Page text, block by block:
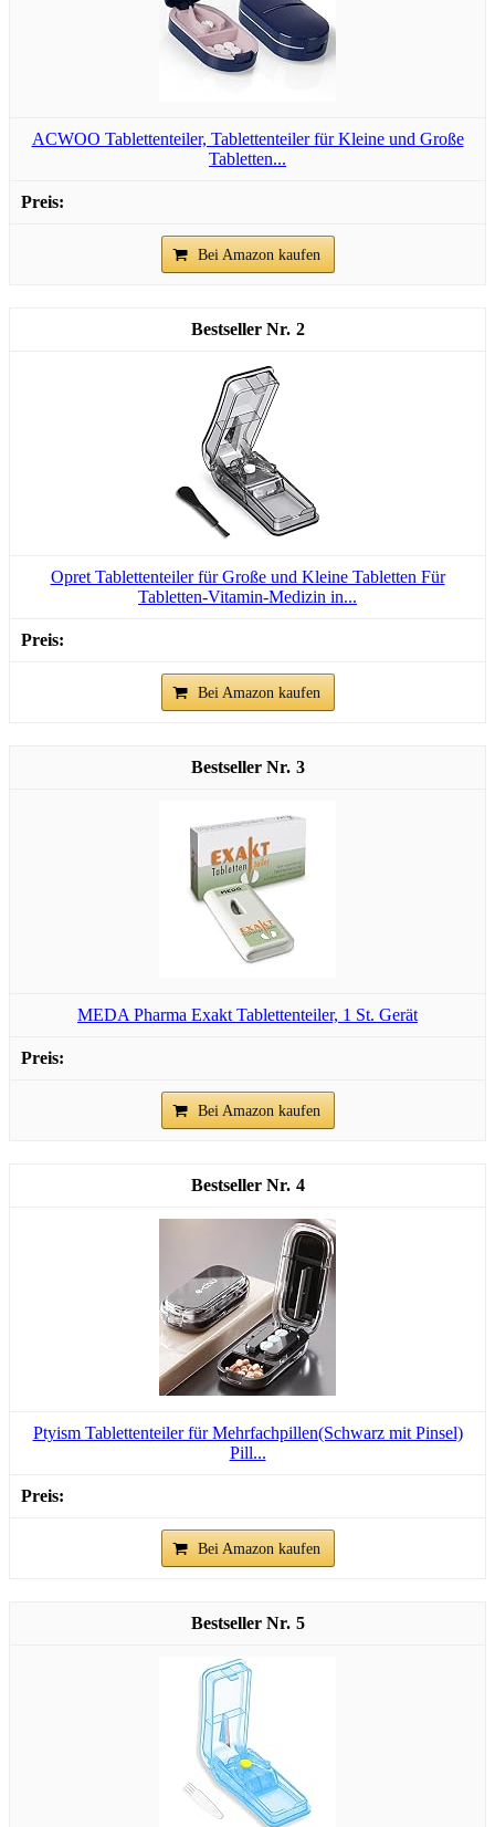
ACWOO Tablettenteiler, Tablettenteiler für Kleine und Große
Tabletten...
Bei Amazon kaufen
2
Opret Tablettenteiler für Große und Kleine Tabletten Für
Tabletten-Vitamin-Medizin in...
Bei Amazon kaufen
3
MEDA Pharma Exakt Tablettenteiler, 1 St. Gerät
Bei Amazon kaufen
4
Ptyism Tablettenteiler für Mehrfachpillen(Schwarz mit Pinsel)
Pill...
Bei Amazon kaufen
5